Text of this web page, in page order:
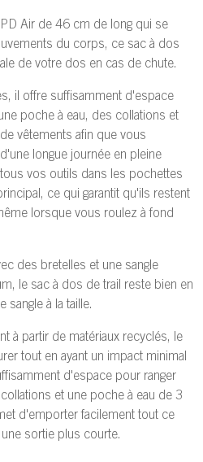
Air de 46 cm de long qui se
du corps, ce sac à dos
de votre dos en cas de chute.
il offre suffisamment d'espace
poche à eau, des collations et
vêtements afin que vous
longue journée en pleine
vos outils dans les pochettes
ce qui garantit qu'ils restent
lorsque vous roulez à fond
des bretelles et une sangle
le sac à dos de trail reste bien en
sangle à la taille.
à partir de matériaux recyclés, le
tout en ayant un impact minimal
d'espace pour ranger
et une poche à eau de 3
d'emporter facilement tout ce
sortie plus courte.